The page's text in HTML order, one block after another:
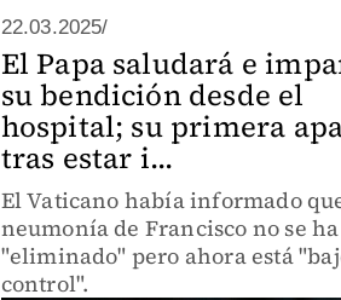
22.03.2025/
El Papa saludará e
su bendición desde el
hospital; su primera
tras estar i...
El Vaticano había informado
neumonía de Francisco no se ha
"eliminado" pero ahora está
control".